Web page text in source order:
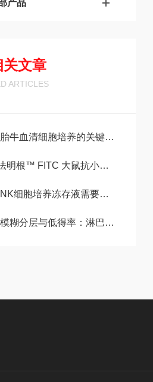
产品
关文章
ARTICLES
牛血清细胞培养的关键营养源
根™ FITC 大鼠抗小鼠 CD107a的特点
胞培养冻存液需要哪些具体成分组成
与低得率：淋巴细胞分离液实验失效的深度排查与精准优化手册